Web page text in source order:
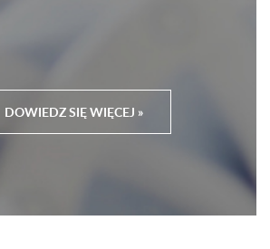
DOWIEDZ SIĘ WIĘCEJ »